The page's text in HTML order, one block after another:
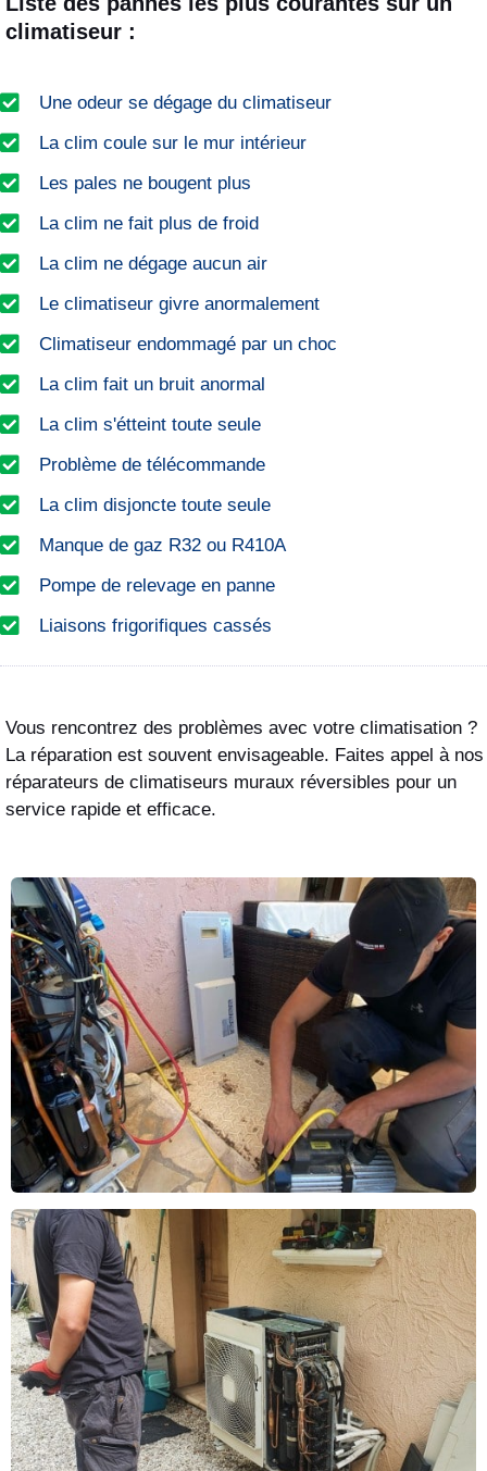
climatiseur :
Une odeur se dégage du climatiseur
La clim coule sur le mur intérieur
Les pales ne bougent plus
La clim ne fait plus de froid
La clim ne dégage aucun air
Le climatiseur givre anormalement
Climatiseur endommagé par un choc
La clim fait un bruit anormal
La clim s'étteint toute seule
Problème de télécommande
La clim disjoncte toute seule
Manque de gaz R32 ou R410A
Pompe de relevage en panne
Liaisons frigorifiques cassés
Vous rencontrez des problèmes avec votre climatisation ?
La réparation est souvent envisageable. Faites appel à nos
réparateurs de climatiseurs muraux réversibles pour un
service rapide et efficace.